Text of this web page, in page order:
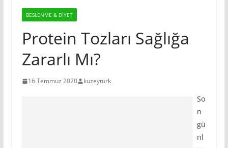
BESLENME & DIYET
Protein Tozları Sağlığa
Zararlı Mı?
16 Temmuz 2020 kuzeytürk
So
n
gü
nl